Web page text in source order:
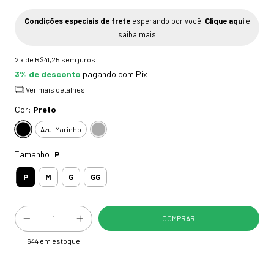
Condições especiais de freteesperando por você! Clique aquie
saiba mais
2 x de R$41,25 sem juros
3% de desconto pagando com Pix
Ver mais detalhes
Cor: Preto
Azul Marinho
Tamanho: P
P M G GG
644em estoque